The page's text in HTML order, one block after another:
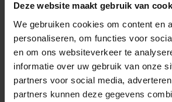
Deze website maakt gebruik van
We gebruiken cookies om content en
personaliseren, om functies voor
en om ons websiteverkeer te
informatie over uw gebruik van onze
partners voor social media,
partners kunnen deze gegevens